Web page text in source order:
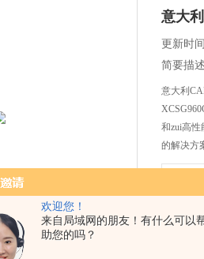
欢迎您！
来自局域网的朋友！有什么可以
助您的吗？
意大
更新时
简要描述
意大利
和zui高
的解决方
免
发